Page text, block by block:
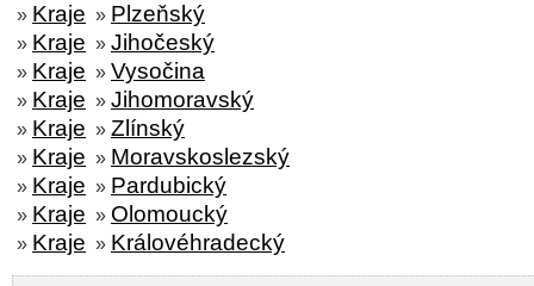
» Kraje » Plzeňský
» Kraje » Jihočeský
» Kraje » Vysočina
» Kraje » Jihomoravský
» Kraje » Zlínský
» Kraje » Moravskoslezský
» Kraje » Pardubický
» Kraje » Olomoucký
» Kraje » Královéhradecký